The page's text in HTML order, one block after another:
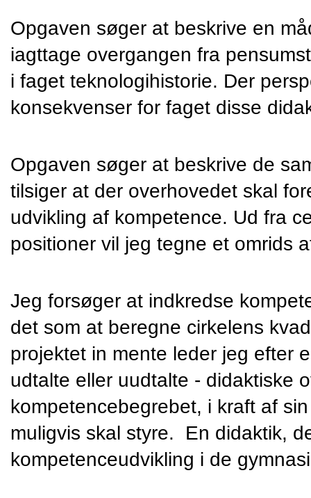
Opgaven søger at beskrive en
iagttage overgangen fra
i faget teknologihistorie. Der
konsekvenser for faget disse
Opgaven søger at beskrive de
tilsiger at der overhovedet skal
udvikling af kompetence. Ud fra
positioner vil jeg tegne et omrids
Jeg forsøger at indkredse
det som at beregne cirkelens
projektet in mente leder jeg efter
udtalte eller uudtalte - didaktiske
kompetencebegrebet, i kraft af
muligvis skal styre.  En didaktik,
kompetenceudvikling i de